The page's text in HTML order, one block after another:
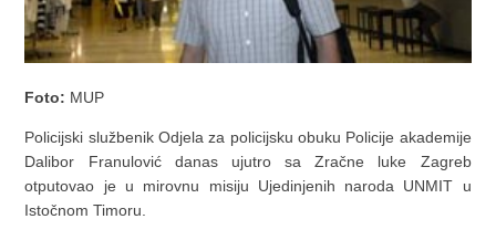
Foto: MUP
Policijski službenik Odjela za policijsku obuku Policije akademije
Dalibor Franulović danas ujutro sa Zračne luke Zagreb
otputovao je u mirovnu misiju Ujedinjenih naroda UNMIT u
Istočnom Timoru.